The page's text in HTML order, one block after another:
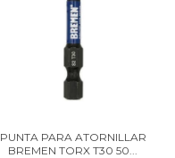
PUNTA PARA ATORNILLAR
BREMEN TORX T30 50...